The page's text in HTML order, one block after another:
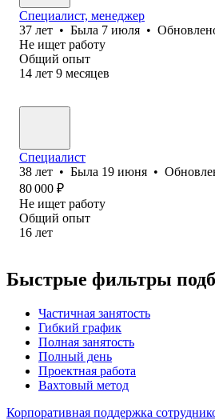
Специалист, менеджер
37 лет • Была 7 июля •
Не ищет работу
Общий опыт
14 лет 9 месяцев
Специалист
38 лет • Была 19 июня •
80 000 ₽
Не ищет работу
Общий опыт
16 лет
Быстрые фильтры
Частичная занятость
Гибкий график
Полная занятость
Полный день
Проектная работа
Вахтовый метод
Корпоративная поддержка